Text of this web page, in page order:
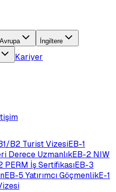
Avrupa İngiltere
Kariyer
B2 Turist VizesiEB-1
Derece UzmanlıkEB-2 NIW
PERM İş SertifikasıEB-3
EB-5 Yatırımcı GöçmenlikE-1